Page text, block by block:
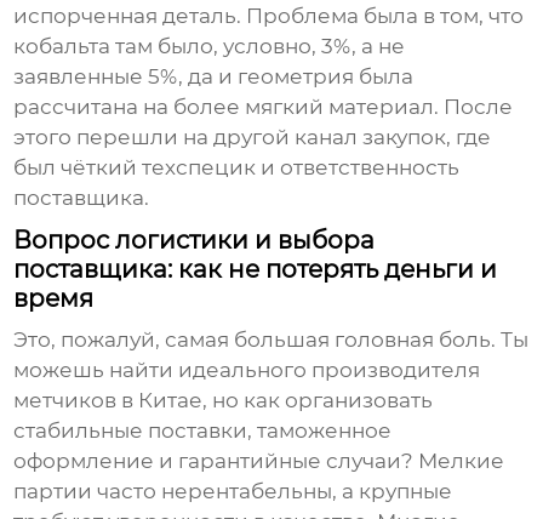
испорченная деталь. Проблема была в том, что
кобальта там было, условно, 3%, а не
заявленные 5%, да и геометрия была
рассчитана на более мягкий материал. После
этого перешли на другой канал закупок, где
был чёткий техспецик и ответственность
поставщика.
Вопрос логистики и выбора
поставщика: как не потерять деньги и
время
Это, пожалуй, самая большая головная боль. Ты
можешь найти идеального производителя
метчиков в Китае, но как организовать
стабильные поставки, таможенное
оформление и гарантийные случаи? Мелкие
партии часто нерентабельны, а крупные